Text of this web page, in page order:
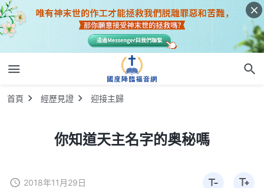
首頁 經歷見證 迎接主歸
你知道天主名字的奥秘嗎
2018年11月29日